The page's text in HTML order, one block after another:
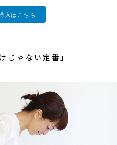
入はこちら
じゃない定番」